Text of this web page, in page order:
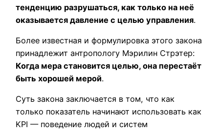
тенденцию разрушаться, как только на неё
оказывается давление с целью управления.
Более известная и формулировка этого закона
принадлежит антропологу Мэрилин Стрэтер:
Когда мера становится целью, она перестаёт
быть хорошей мерой.
Суть закона заключается в том, что как
только показатель начинают использовать как
KPI — поведение людей и систем